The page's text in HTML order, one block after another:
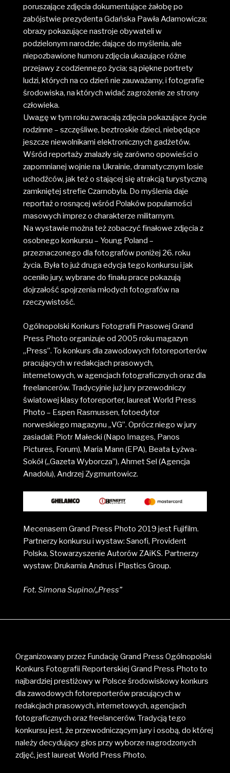
poruszające zdjęcia dokumentujące żałobę po
zabójstwie prezydenta Gdańska Pawła Adamowicza;
obrazy pokazujące nastroje obywateli w
podzielonym narodzie; dające do myślenia, ale
niepozbawione humoru zdjęcia ukazujące różne
przejawy z codziennego życia; są piękne portrety
ludzi, których na co dzień nie zauważamy, i fotografie
środowiska, na których widać zagrożenie ze strony
człowieka.
Uwagę w tym roku zwracają zdjęcia pokazujące życie
rodzinne – szczęśliwe, beztroskie dzieci, niebędące
jeszcze niewolnikami elektronicznych gadżetów.
Wśród reportaży znalazły się zarówno opowieści o
zapomnianej wojnie na Ukrainie, dramatycznym losie
uchodźców, jak też o stającej się atrakcją turystyczną
zamkniętej strefie Czarnobyla. Do myślenia daje
reportaż o rosnącej wśród Polaków popularności
masowych imprez o charakterze militarnym.
Na wystawie można też zobaczyć finałowe zdjęcia z
osobnego konkursu – Young Poland –
przeznaczonego dla fotografów poniżej 26. roku
życia. Była to już druga edycja tego konkursu i jak
oceniło jury, wybrane do finału prace pokazują
dojrzałość spojrzenia młodych fotografów na
rzeczywistość.
Ogólnopolski Konkurs Fotografii Prasowej Grand
Press Photo organizuje od 2005 roku magazyn
„Press”. To konkurs dla zawodowych fotoreporterów
pracujących w redakcjach prasowych,
internetowych, w agencjach fotograficznych oraz dla
freelancerów. Tradycyjnie już jury przewodniczy
światowej klasy fotoreporter, laureat World Press
Photo – Espen Rasmussen, fotoedytor
norweskiego magazynu „VG”. Oprócz niego w jury
zasiadali: Piotr Małecki (Napo Images, Panos
Pictures, Forum), Maria Mann (EPA), Beata Łyżwa-
Sokół („Gazeta Wyborcza”), Ahmet Sel (Agencja
Anadolu), Andrzej Zygmuntowicz.
Mecenasem Grand Press Photo 2019 jest Fujifilm.
Partnerzy konkursu i wystaw: Sanofi, Provident
Polska, Stowarzyszenie Autorów ZAiKS. Partnerzy
wystaw: Drukarnia Andrus i Plastics Group.
Fot. Simona Supino/„Press”
Organizowany przez Fundację Grand Press Ogólnopolski
Konkurs Fotografii Reporterskiej Grand Press Photo to
najbardziej prestiżowy w Polsce środowiskowy konkurs
dla zawodowych fotoreporterów pracujących w
redakcjach prasowych, internetowych, agencjach
fotograficznych oraz freelancerów. Tradycją tego
konkursu jest, że przewodniczącym jury i osobą, do której
należy decydujący głos przy wyborze nagrodzonych
zdjęć, jest laureat World Press Photo.